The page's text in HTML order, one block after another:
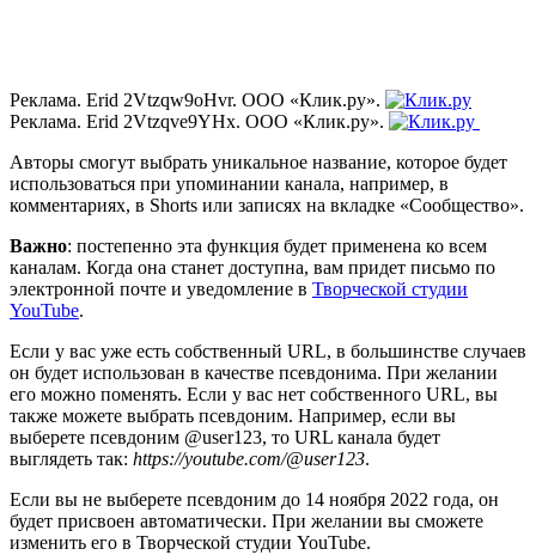
Реклама. Erid 2Vtzqw9oHvr. ООО «Клик.ру».
Реклама. Erid 2Vtzqve9YHx. ООО «Клик.ру».
Авторы смогут выбрать уникальное название, которое будет
использоваться при упоминании канала, например, в
комментариях, в Shorts или записях на вкладке «Сообщество».
Важно: постепенно эта функция будет применена ко всем
каналам. Когда она станет доступна, вам придет письмо по
электронной почте и уведомление в Творческой студии
YouTube.
Если у вас уже есть собственный URL, в большинстве случаев
он будет использован в качестве псевдонима. При желании
его можно поменять. Если у вас нет собственного URL, вы
также можете выбрать псевдоним. Например, если вы
выберете псевдоним @user123, то URL канала будет
выглядеть так: https://youtube.com/@user123.
Если вы не выберете псевдоним до 14 ноября 2022 года, он
будет присвоен автоматически. При желании вы сможете
изменить его в Творческой студии YouTube.